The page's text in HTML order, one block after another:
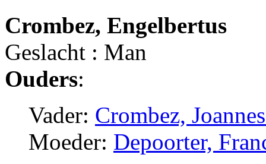
Crombez, Engelbertus
Geslacht : Man
Ouders:
Vader: Crombez,
Moeder: Depoorter,